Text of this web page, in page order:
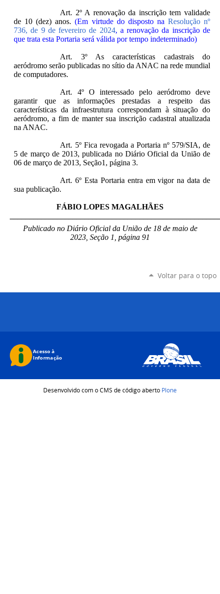
Art. 2º A renovação da inscrição tem validade
de 10 (dez) anos.(Em virtude do disposto na Resolução nº
736, de 9 de fevereiro de 2024, a renovação da inscrição de
que trata esta Portaria será válida por tempo indeterminado)
Art. 3º As características cadastrais do
aeródromo serão publicadas no sítio da ANAC na rede mundial
de computadores.
Art. 4º O interessado pelo aeródromo deve
garantir que as informações prestadas a respeito das
características da infraestrutura correspondam à situação do
aeródromo, a fim de manter sua inscrição cadastral atualizada
na ANAC.
Art. 5º Fica revogada a Portaria nº 579/SIA, de
5 de março de 2013, publicada no Diário Oficial da União de
06 de março de 2013, Seção1, página 3.
Art. 6º Esta Portaria entra em vigor na data de
sua publicação.
FÁBIO LOPES MAGALHÃES
Publicado no Diário Oficial da União de 18 de maio de
2023, Seção 1, página 91
Voltar para o topo
Desenvolvido com o CMS de código aberto Plone